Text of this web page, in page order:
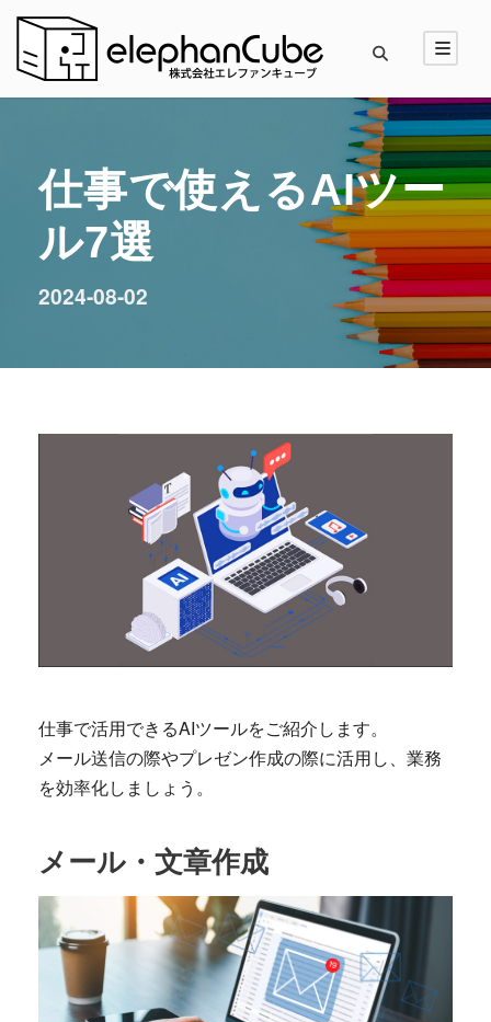
仕事で使えるAIツー
ル7選
2024-08-02
仕事で活用できるAIツールをご紹介します。
メール送信の際やプレゼン作成の際に活用し、業務
を効率化しましょう。
メール・文章作成